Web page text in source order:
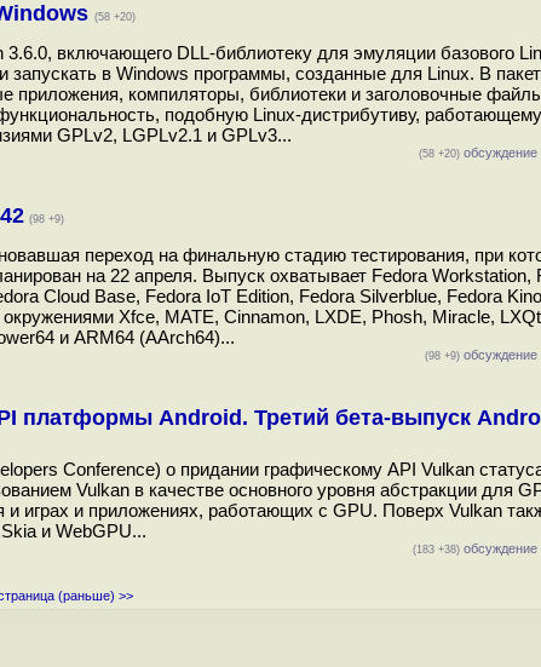
(58 +20)
включающего DLL-библиотеку для эмуляции базового
в Windows программы, созданные для Linux. В
приложения, компиляторы, библиотеки и заголовочные
подобную Linux-дистрибутиву,
GPLv2, LGPLv2.1 и GPLv3...
(58 +20) обсуждение
(98 +9)
переход на финальную стадию тестирования, при
на 22 апреля. Выпуск охватывает Fedora Workstation,
Cloud Base, Fedora IoT Edition, Fedora Silverblue, Fedora
Xfce, MATE, Cinnamon, LXDE, Phosh, Miracle,
и ARM64 (AArch64)...
(98 +9) обсуждение
платформы Android. Третий бета-выпуск
Conference) о придании графическому API Vulkan
Vulkan в качестве основного уровня абстракции для
играх и приложениях, работающих с GPU. Поверх Vulkan
и WebGPU...
(183 +38) обсуждение
(раньше) >>